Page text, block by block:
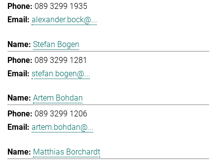
089 3299 1935
alexander.bock@...
Stefan Bogen
089 3299 1281
stefan.bogen@...
Artem Bohdan
089 3299 1206
artem.bohdan@...
Matthias Borchardt